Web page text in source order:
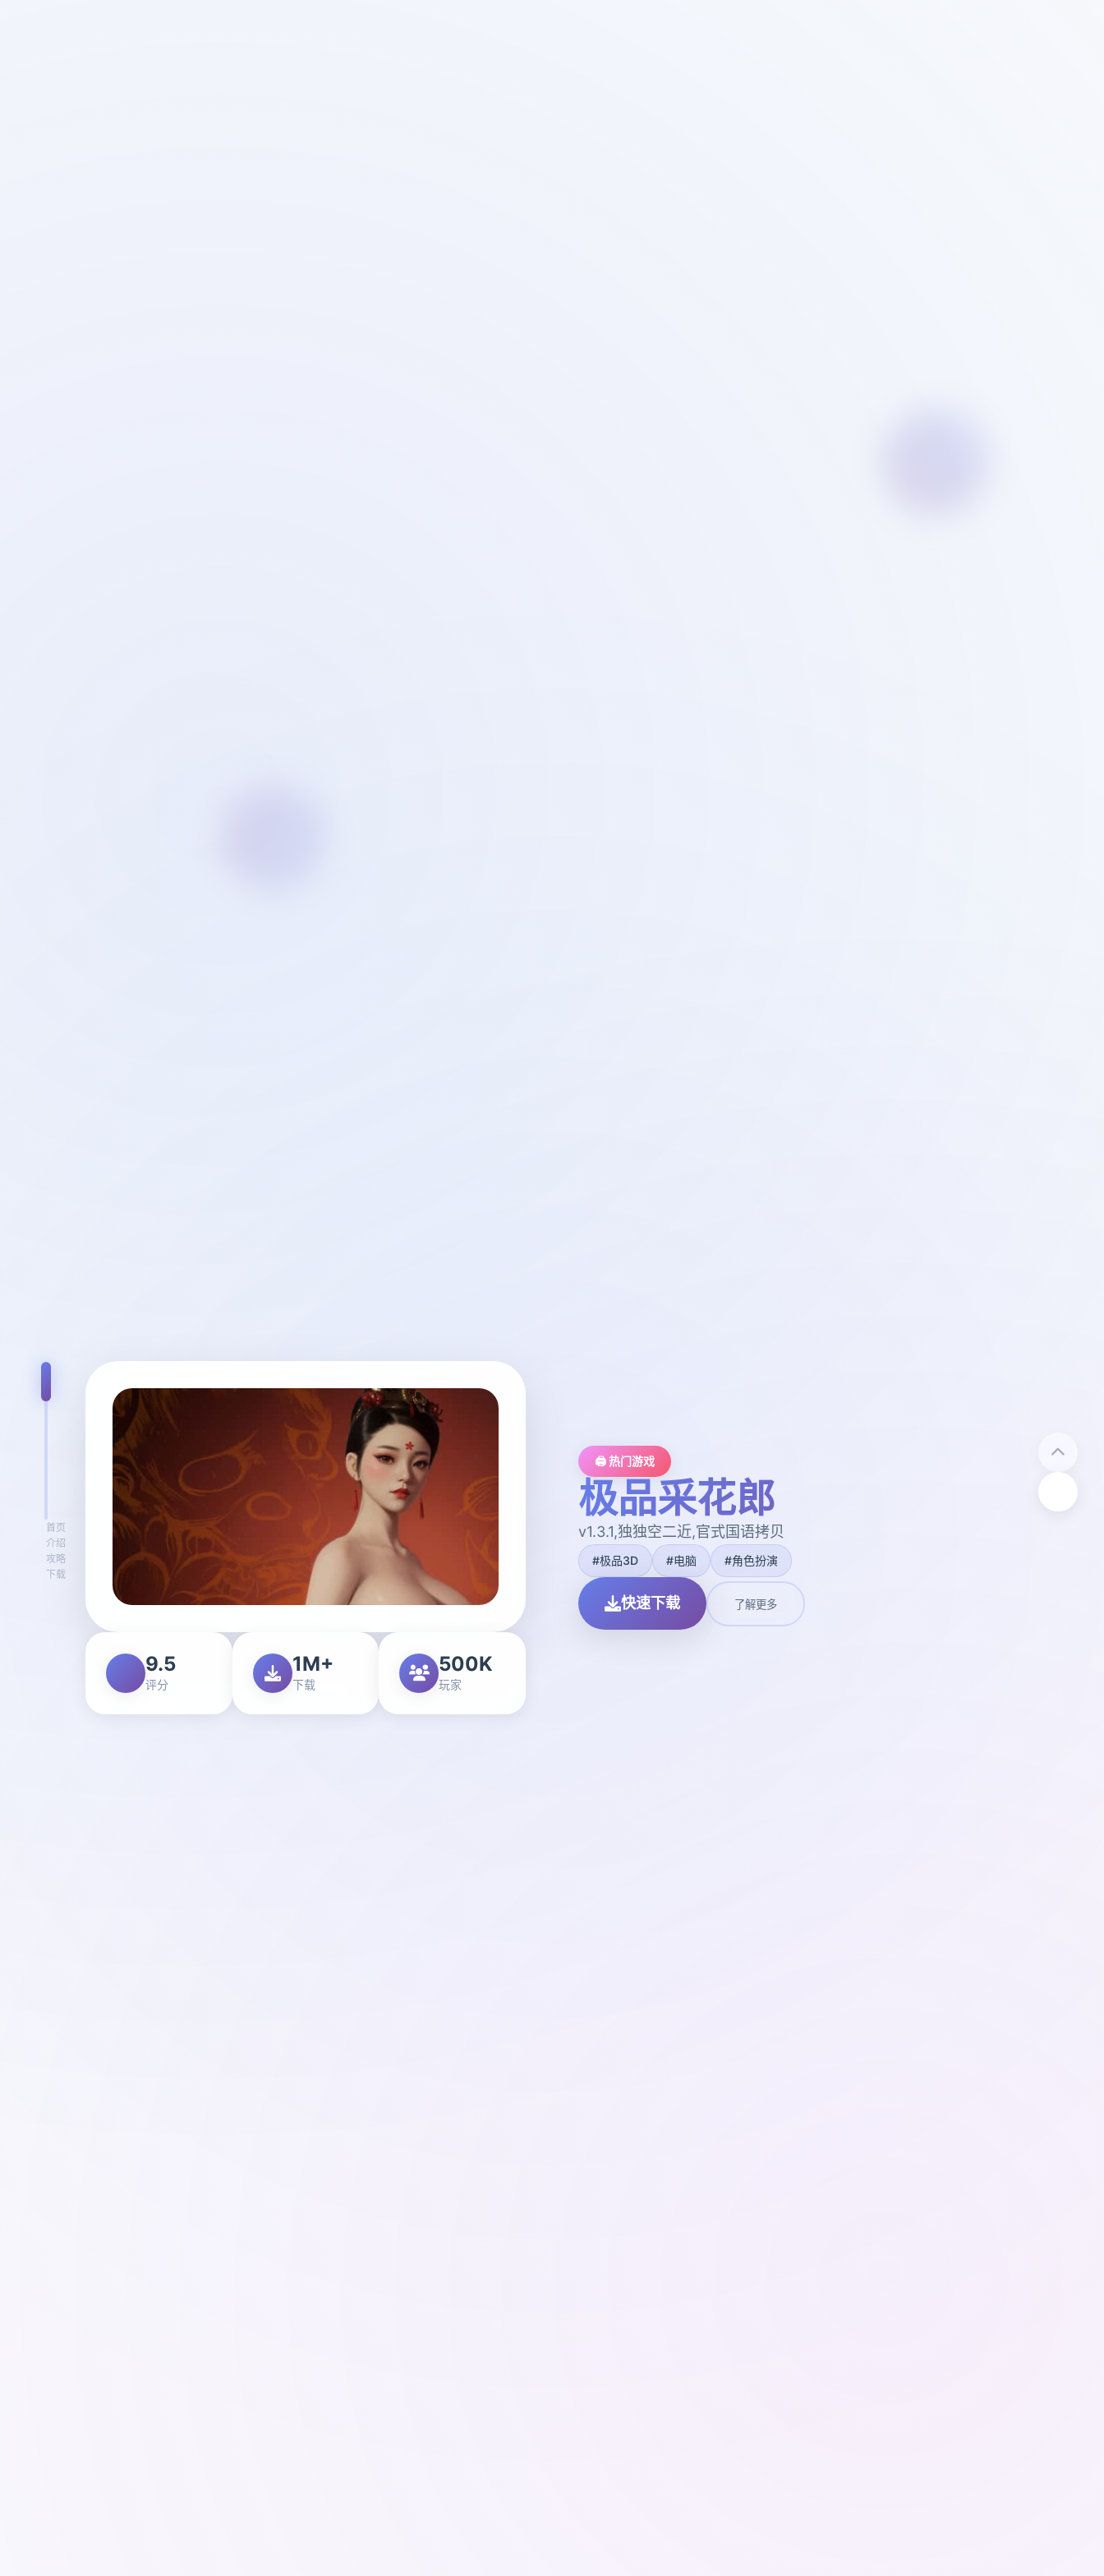
首页
介绍
攻略
下载
9.5
评分
1M+
下载
500K
玩家
🖨️ 热门游戏
极品采花郎
v1.3.1,独独空二近,官式国语拷贝
#极品3D #电脑 #角色扮演
快速下载 了解更多